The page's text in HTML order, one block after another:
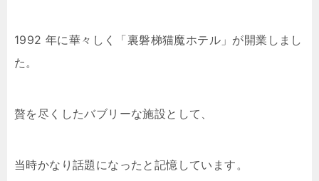
1992 年に華々しく「裏磐梯猫魔ホテル」が開業しまし
た。
贅を尽くしたバブリーな施設として、
当時かなり話題になったと記憶しています。